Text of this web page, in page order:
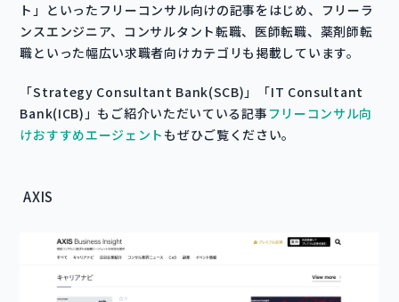
ト」といったフリーコンサル向けの記事をはじめ、フリーラ
ンスエンジニア、コンサルタント転職、医師転職、薬剤師転
職といった幅広い求職者向けカテゴリも掲載しています。
「Strategy Consultant Bank(SCB)」「IT Consultant
Bank(ICB)」もご紹介いただいている記事 フリーコンサル向
けおすすめエージェント もぜひご覧ください。
AXIS